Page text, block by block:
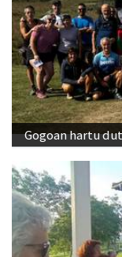
Gogoan hartu